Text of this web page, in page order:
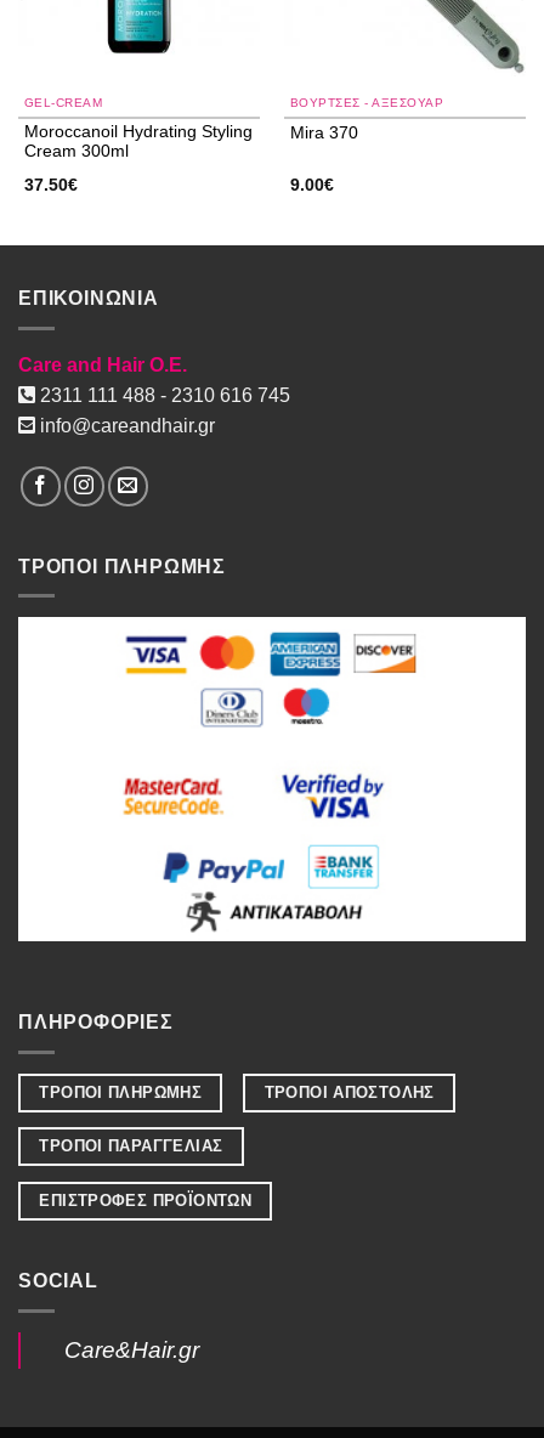
GEL-CREAM
Moroccanoil Hydrating Styling
Cream 300ml
37.50€
ΒΟΥΡΤΣΕΣ - ΑΞΕΣΟΥΑΡ
Mira 370
9.00€
ΕΠΙΚΟΙΝΩΝΙΑ
Care and Hair O.E.
2311 111 488 - 2310 616 745
info@careandhair.gr
ΤΡΟΠΟΙ ΠΛΗΡΩΜΗΣ
ΠΛΗΡΟΦΟΡΙΕΣ
ΤΡΟΠΟΙ ΠΛΗΡΩΜΗΣ ΤΡΟΠΟΙ ΑΠΟΣΤΟΛΗΣ
ΤΡΟΠΟΙ ΠΑΡΑΓΓΕΛΙΑΣ
ΕΠΙΣΤΡΟΦΕΣ ΠΡΟΪΟΝΤΩΝ
SOCIAL
Care&Hair.gr